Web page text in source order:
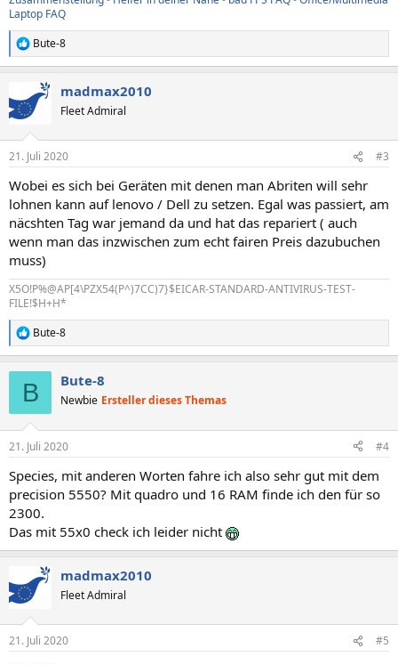
Laptop FAQ
R
e
t
i
e
:
Bute-8
madmax2010
Fleet Admiral
21. Juli 2020 #3
Wobei es sich bei Geräten mit denen man Abriten will sehr
lohnen kann auf lenovo / Dell zu setzen. Egal was passiert, am
näcshten Tag war jemand da und hat das repariert ( auch
wenn man das inzwischen zum echt fairen Preis dazubuchen
muss)
X5O!P%@AP[4\PZX54(P^)7CC)7}$EICAR-STANDARD-ANTIVIRUS-TEST-
FILE!$H+H*
R
e
e
:
Bute-8
B Bute-8
Newbie Ersteller dieses Themas
21. Juli 2020 #4
Species, mit anderen Worten fahre ich also sehr gut mit dem
precision 5550? Mit quadro und 16 RAM finde ich den für so
2300.
Das mit 55x0 check ich leider nicht
madmax2010
Fleet Admiral
21. Juli 2020 #5